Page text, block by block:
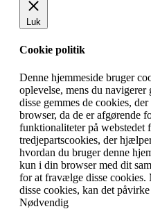
Luk
Cookie politik
Denne hjemmeside bruger
oplevelse, mens du
disse gemmes de cookies,
browser, da de er afgørende
funktionaliteter på webstedet
tredjepartscookies, der
hvordan du bruger denne
kun i din browser med dit
for at fravælge disse
disse cookies, kan det
Nødvendig